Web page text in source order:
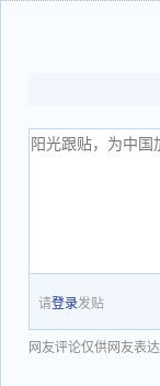
请登录发贴
网友评论仅供网友表